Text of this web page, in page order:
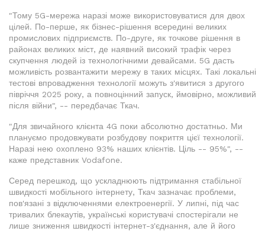
"Тому 5G-мережа наразі може використовуватися для двох
цілей. По-перше, як бізнес-рішення всередині великих
промислових підприємств. По-друге, як точкове рішення в
районах великих міст, де наявний високий трафік через
скупчення людей із технологічними девайсами. 5G дасть
можливість розвантажити мережу в таких місцях. Такі локальні
тестові впровадження технології можуть з'явитися з другого
півріччя 2025 року, а повноцінний запуск, ймовірно, можливий
після війни", -- передбачає Ткач.
"Для звичайного клієнта 4G поки абсолютно достатньо. Ми
плануємо продовжувати розбудову покриття цієї технології.
Наразі нею охоплено 93% наших клієнтів. Ціль -- 95%", --
каже представник Vodafone.
Серед перешкод, що ускладнюють підтримання стабільної
швидкості мобільного інтернету, Ткач зазначає проблеми,
пов'язані з відключеннями електроенергії. У липні, під час
тривалих блекаутів, українські користувачі спостерігали не
лише зниження швидкості інтернет-з'єднання, але й його